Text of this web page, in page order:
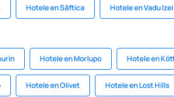
Hotele en Săftica Hotele en Vadu Izei
Hotele en Morlupo Hotele en
Hotele en Olivet Hotele en Lost Hills